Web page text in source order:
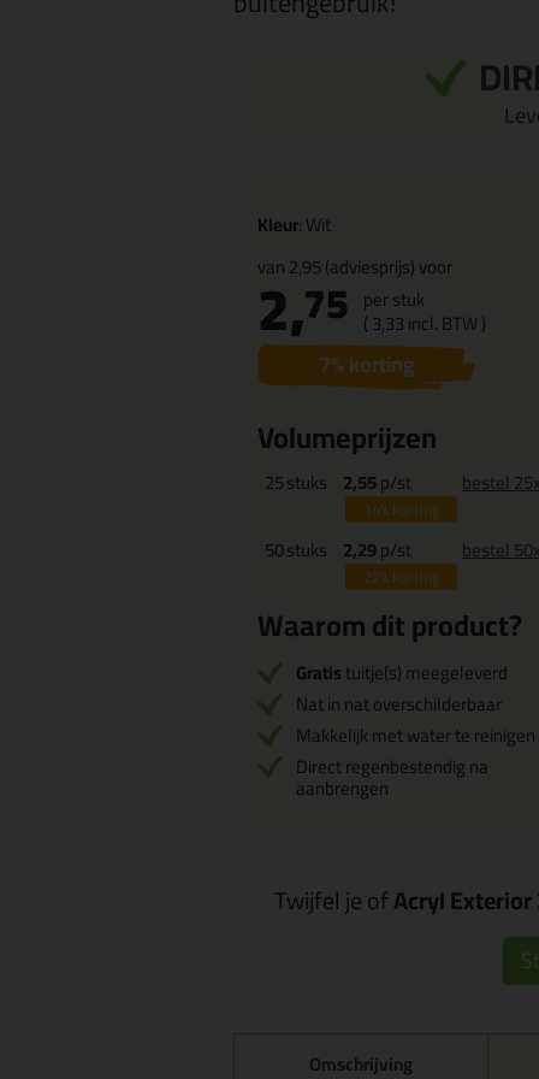
Kleur: Wit
van2,95(adviesprijs) voor
2,75 per stuk
(3,33incl. BTW )
7% korting
Volumeprijzen
25stuks 2,55p/st
14%korting
bestel
50stuks 2,29p/st
22%korting
bestel
Waarom dit product?
Gratistuitje(s) meegeleverd
Nat in nat overschilderbaar
Makkelijk met water te reinigen
Direct regenbestendig na
aanbrengen
Twijfel je ofAcryl
Omschrijving